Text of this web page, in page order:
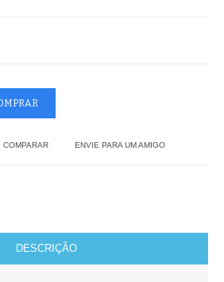
COMPARAR ENVIE PARA UM AMIGO
DESCRIÇÃO